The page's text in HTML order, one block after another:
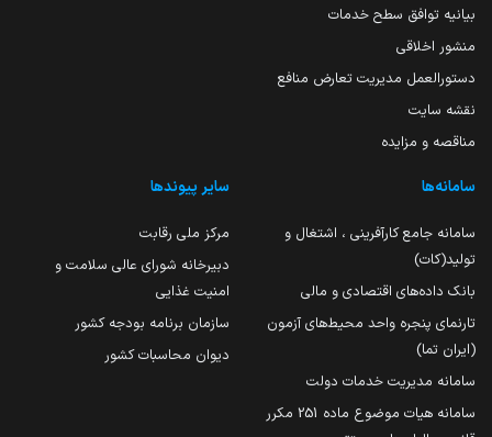
بیانیه توافق سطح خدمات
منشور اخلاقی
دستورالعمل مدیریت تعارض منافع
نقشه سایت
مناقصه و مزایده
سامانه‌ها
سامانه جامع کارآفرینی ، اشتغال و
تولید(کات)
بانک داده‌های اقتصادی و مالی
تارنمای پنجره واحد محیط‌های آزمون
(ایران تما)
سامانه مدیریت خدمات دولت
سامانه هیات موضوع ماده 251 مکرر
سایر پیوندها
مرکز ملی رقابت
دبیرخانه شورای عالی سلامت و
امنیت غذایی
سازمان برنامه بودجه کشور
دیوان محاسبات کشور